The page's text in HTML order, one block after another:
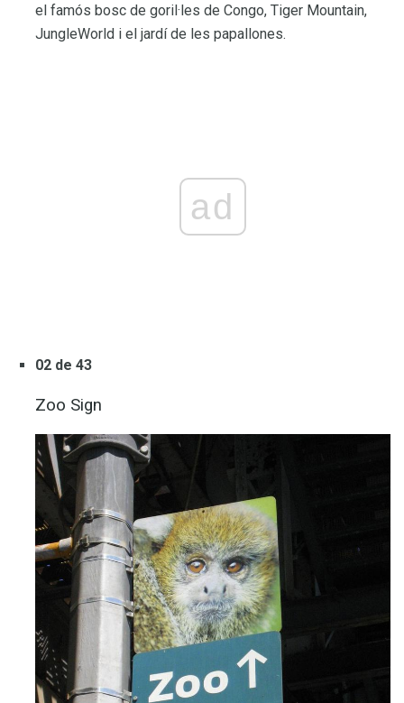
el famós bosc de goril·les de Congo, Tiger Mountain,
JungleWorld i el jardí de les papallones.
ad
02 de 43
Zoo Sign